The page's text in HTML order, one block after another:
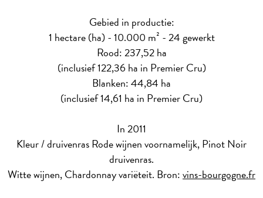
Gebied in productie:
1 hectare (ha) - 10.000 m² - 24 gewerkt
Rood: 237,52 ha
(inclusief 122,36 ha in Premier Cru)
Blanken: 44,84 ha
(inclusief 14,61 ha in Premier Cru)
In 2011
Kleur / druivenrasRode wijnen voornamelijk, Pinot Noir
druivenras.
Witte wijnen, Chardonnay variëteit. Bron:vins-bourgogne.fr